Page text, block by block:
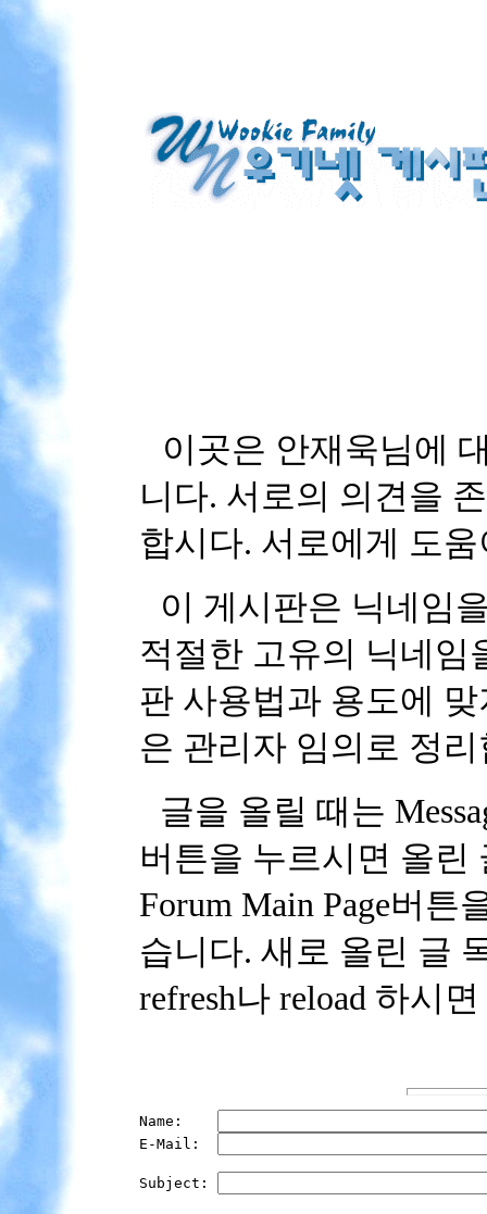
이곳은 안재욱님에
니다. 서로의 의견을
합시다. 서로에게 도
이 게시판은 닉네임
적절한 고유의 닉네임
판 사용법과 용도에
은 관리자 임의로 정
글을 올릴 때는
버튼을 누르시면 올린
Forum Main Page버
습니다. 새로 올린 글
refresh나 reload 하시
Name:
E-Mail:
Subject: